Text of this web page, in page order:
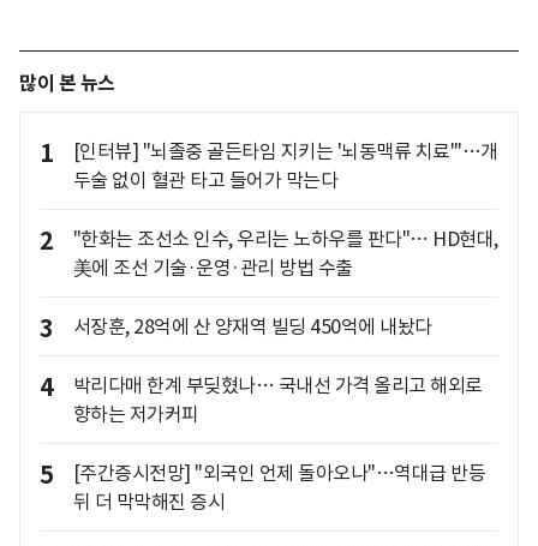
많이 본 뉴스
1
[인터뷰] "뇌졸중 골든타임 지키는 '뇌동맥류 치료'"…개
두술 없이 혈관 타고 들어가 막는다
2
"한화는 조선소 인수, 우리는 노하우를 판다"… HD현대,
美에 조선 기술·운영·관리 방법 수출
3 서장훈, 28억에 산 양재역 빌딩 450억에 내놨다
4
박리다매 한계 부딪혔나… 국내선 가격 올리고 해외로
향하는 저가커피
5
[주간증시전망] "외국인 언제 돌아오나"…역대급 반등
뒤 더 막막해진 증시